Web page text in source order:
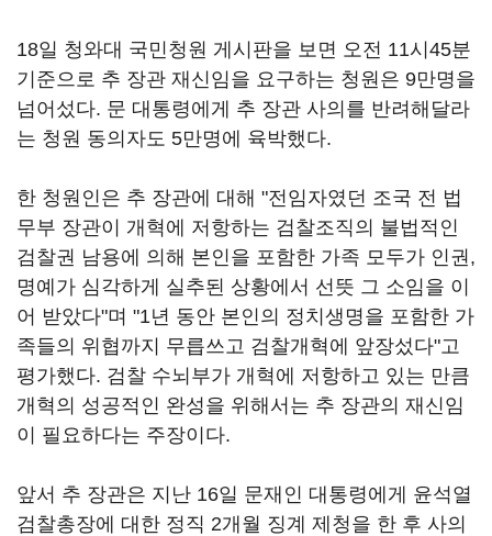
18일 청와대 국민청원 게시판을 보면 오전 11시45분
기준으로 추 장관 재신임을 요구하는 청원은 9만명을
넘어섰다. 문 대통령에게 추 장관 사의를 반려해달라
는 청원 동의자도 5만명에 육박했다.
한 청원인은 추 장관에 대해 "전임자였던 조국 전 법
무부 장관이 개혁에 저항하는 검찰조직의 불법적인
검찰권 남용에 의해 본인을 포함한 가족 모두가 인권,
명예가 심각하게 실추된 상황에서 선뜻 그 소임을 이
어 받았다"며 "1년 동안 본인의 정치생명을 포함한 가
족들의 위협까지 무릅쓰고 검찰개혁에 앞장섰다"고
평가했다. 검찰 수뇌부가 개혁에 저항하고 있는 만큼
개혁의 성공적인 완성을 위해서는 추 장관의 재신임
이 필요하다는 주장이다.
앞서 추 장관은 지난 16일 문재인 대통령에게 윤석열
검찰총장에 대한 정직 2개월 징계 제청을 한 후 사의